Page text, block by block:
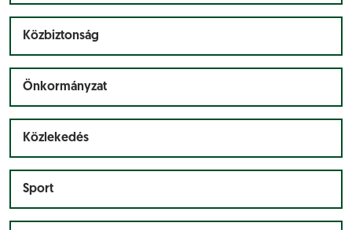
Közbiztonság
Önkormányzat
Közlekedés
Sport